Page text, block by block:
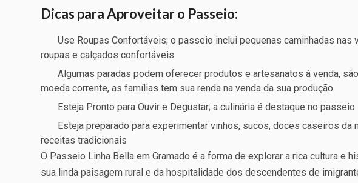
Dicas para Aproveitar o Passeio:
Use Roupas Confortáveis; o passeio inclui pequenas caminhadas
roupas e calçados confortáveis
Algumas paradas podem oferecer produtos e artesanatos à venda,
moeda corrente, as famílias tem sua renda na venda da sua produção
Esteja Pronto para Ouvir e Degustar; a culinária é destaque no passeio
Esteja preparado para experimentar vinhos, sucos, doces caseiros da
receitas tradicionais
O Passeio Linha Bella em Gramado é a forma de explorar a rica cultura e
sua linda paisagem rural e da hospitalidade dos descendentes de